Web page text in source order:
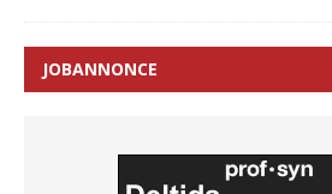
JOBANNONCE